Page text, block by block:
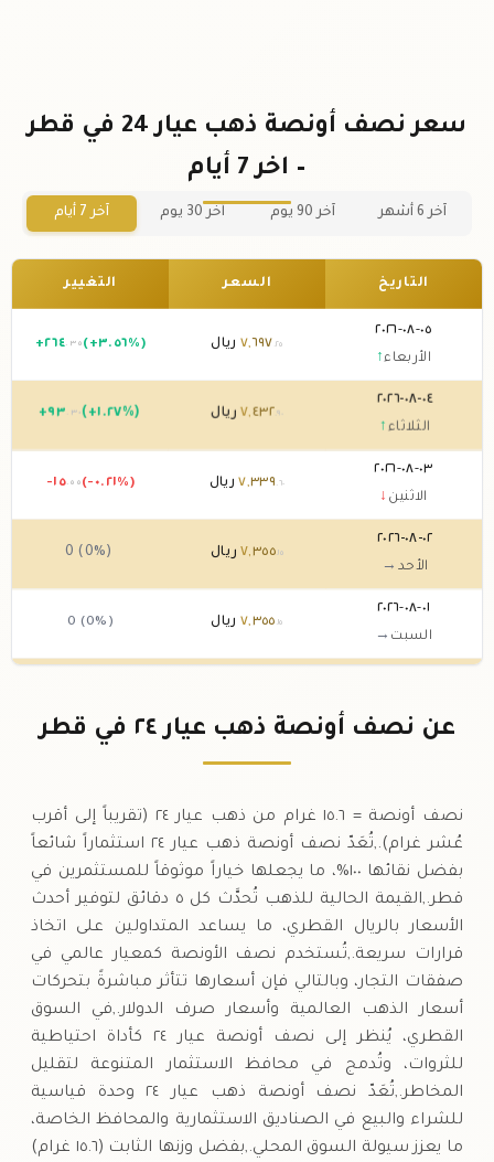
سعر نصف أونصة ذهب عيار 24 في قطر
– اخر 7 أيام
آخر 6 أشهر آخر 90 يوم آخر 30 يوم آخر 7 أيام
التاريخ السعر التغيير
٠٥-٠٨-٢٠٢٦
الأربعاء↑
٧,٦٩٧ .٢٥ ريال +٢٦٤ .٣٥ (+٣.٥٦%)
٠٤-٠٨-٢٠٢٦
الثلاثاء ↑
٧,٤٣٢ .٩٠ ريال +٩٣ .٣٠ (+١.٢٧%)
٠٣-٠٨-٢٠٢٦
الاثنين ↓
٧,٣٣٩ .٦٠ ريال -١٥ .٥٥ (-٠.٢١%)
٠٢-٠٨-٢٠٢٦
الأحد →
٧, ٣٥٥.١٥ ريال 0 (0%)
٠١-٠٨-٢٠٢٦
السبت →
٧, ٣٥٥ .١٥ ريال 0 (0%)
٧,٤٧٩.٥٥ ريال
عن نصف أونصة ذهب عيار ٢٤ في قطر
نصف أونصة = ١٥.٦ غرام من ذهب عيار ٢٤ (تقريباً إلى أقرب
عُشر غرام).,تُعَدّ نصف أونصة ذهب عيار ٢٤ استثماراً شائعاً
بفضل نقائها ١٠٠%، ما يجعلها خياراً موثوقاً للمستثمرين في
قطر.,القيمة الحالية للذهب تُحدَّث كل ٥ دقائق لتوفير أحدث
الأسعار بالريال القطري، ما يساعد المتداولين على اتخاذ
قرارات سريعة.,تُستخدم نصف الأونصة كمعيار عالمي في
صفقات التجار، وبالتالي فإن أسعارها تتأثر مباشرةً بتحركات
أسعار الذهب العالمية وأسعار صرف الدولار.,في السوق
القطري، يُنظر إلى نصف أونصة عيار ٢٤ كأداة احتياطية
للثروات، وتُدمج في محافظ الاستثمار المتنوعة لتقليل
المخاطر.,تُعَدّ نصف أونصة ذهب عيار ٢٤ وحدة قياسية
للشراء والبيع في الصناديق الاستثمارية والمحافظ الخاصة،
ما يعزز سيولة السوق المحلي.,بفضل وزنها الثابت (١٥.٦ غرام)